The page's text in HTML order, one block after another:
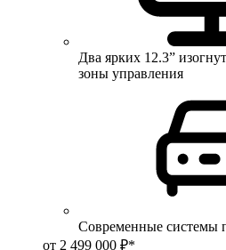
Два ярких 12.3”
зоны управления
Современные системы
от 2 499 000 ₽*